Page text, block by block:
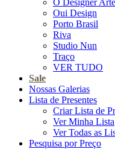
O Designer
Oui Design
Porto Brasil
Riva
Studio Nun
Traço
VER TUDO
Sale
Nossas Galerias
Lista de Presentes
Criar Lista de
Ver Minha Lista
Ver Todas as
Pesquisa por Preço